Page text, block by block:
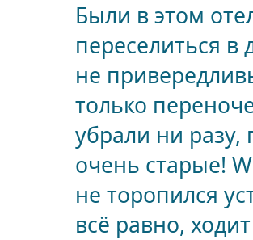
Были в этом
переселиться
не
только
убрали ни
очень старые!
не торопился
всё равно,